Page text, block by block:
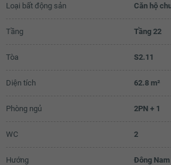
Loại bất động sản Căn hộ
Tầng Tầng 22
Tòa S2.11
Diện tích 62.8 m²
Phòng ngủ 2PN + 1
WC 2
Hướng Đông Nam